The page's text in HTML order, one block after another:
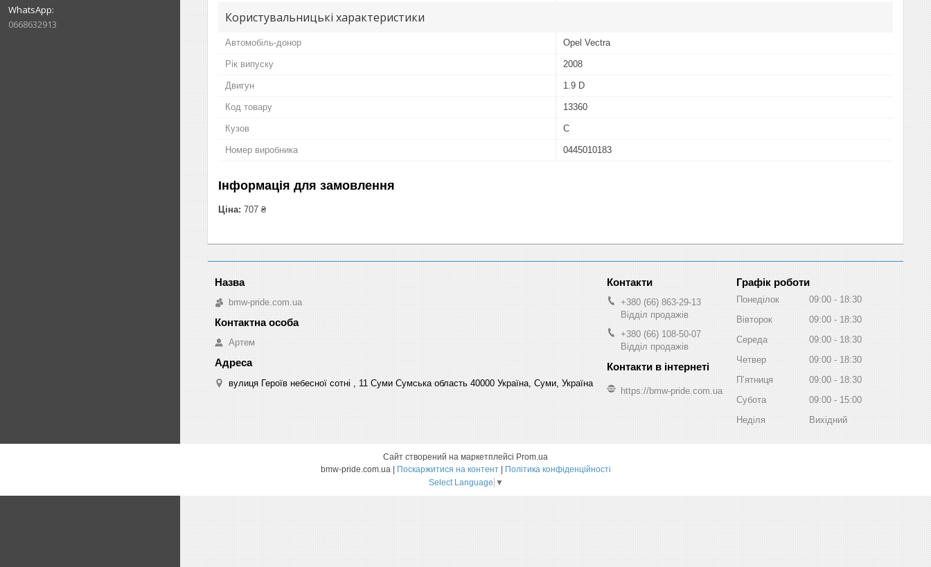
0668632913 Користувальницькі характеристики
Автомобіль-донор Opel Vectra
Рік випуску 2008
Двигун 1.9 D
Код товару 13360
Кузов C
Номер виробника 0445010183
Інформація для замовлення
Ціна: 707 ₴
bmw-pride.com.ua
Артем
вулиця Героїв небесної сотні , 11 Суми Сумська область 40000 Україна, Суми, Україна
+380 (66) 863-29-13
Відділ продажів
+380 (66) 108-50-07
Відділ продажів
https://bmw-pride.com.ua
Графік роботи
Понеділок 09:00
18:30
Вівторок
09:00
18:30
Середа
09:00
18:30
Четвер
09:00
18:30
Пʼятниця
09:00
18:30
Субота
09:00
15:00
Неділя
Вихідний
Сайт створений на маркетплейсі Prom.ua
Поскаржитися на контент
Політика конфіденційності
Select Language ▼